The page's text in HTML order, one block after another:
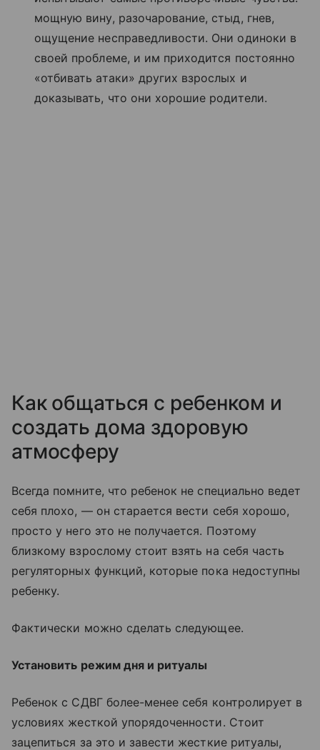
мощную вину, разочарование, стыд, гнев,
ощущение несправедливости. Они одиноки в
своей проблеме, и им приходится постоянно
«отбивать атаки» других взрослых и
доказывать, что они хорошие родители.
Как общаться с ребенком и
создать дома здоровую
атмосферу
Всегда помните, что ребенок не специально ведет
себя плохо, — он старается вести себя хорошо,
просто у него это не получается. Поэтому
близкому взрослому стоит взять на себя часть
регуляторных функций, которые пока недоступны
ребенку.
Фактически можно сделать следующее.
Установить режим дня и ритуалы
Ребенок с СДВГ более-менее себя контролирует в
условиях жесткой упорядоченности. Стоит
зацепиться за это и завести жесткие ритуалы,